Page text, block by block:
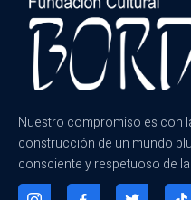
Nuestro compromiso es con
construcción de un mundo
consciente y respetuoso de